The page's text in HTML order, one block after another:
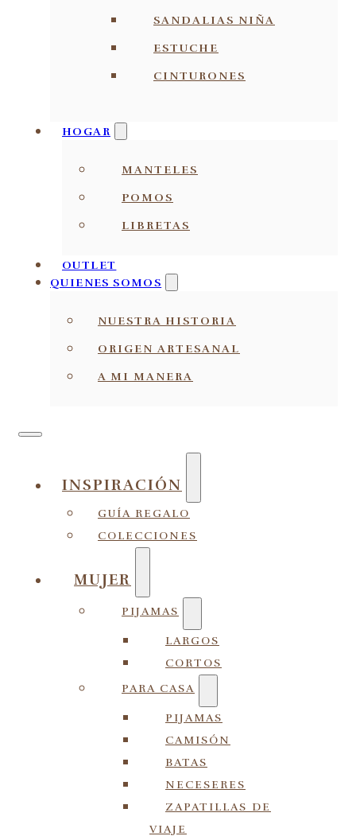
SANDALIAS NIÑA
ESTUCHE
CINTURONES
HOGAR
MANTELES
POMOS
LIBRETAS
OUTLET
QUIENES SOMOS
NUESTRA HISTORIA
ORIGEN ARTESANAL
A MI MANERA
INSPIRACIÓN
GUÍA REGALO
COLECCIONES
MUJER
PIJAMAS
LARGOS
CORTOS
PARA CASA
PIJAMAS
CAMISÓN
BATAS
NECESERES
ZAPATILLAS DE
VIAJE